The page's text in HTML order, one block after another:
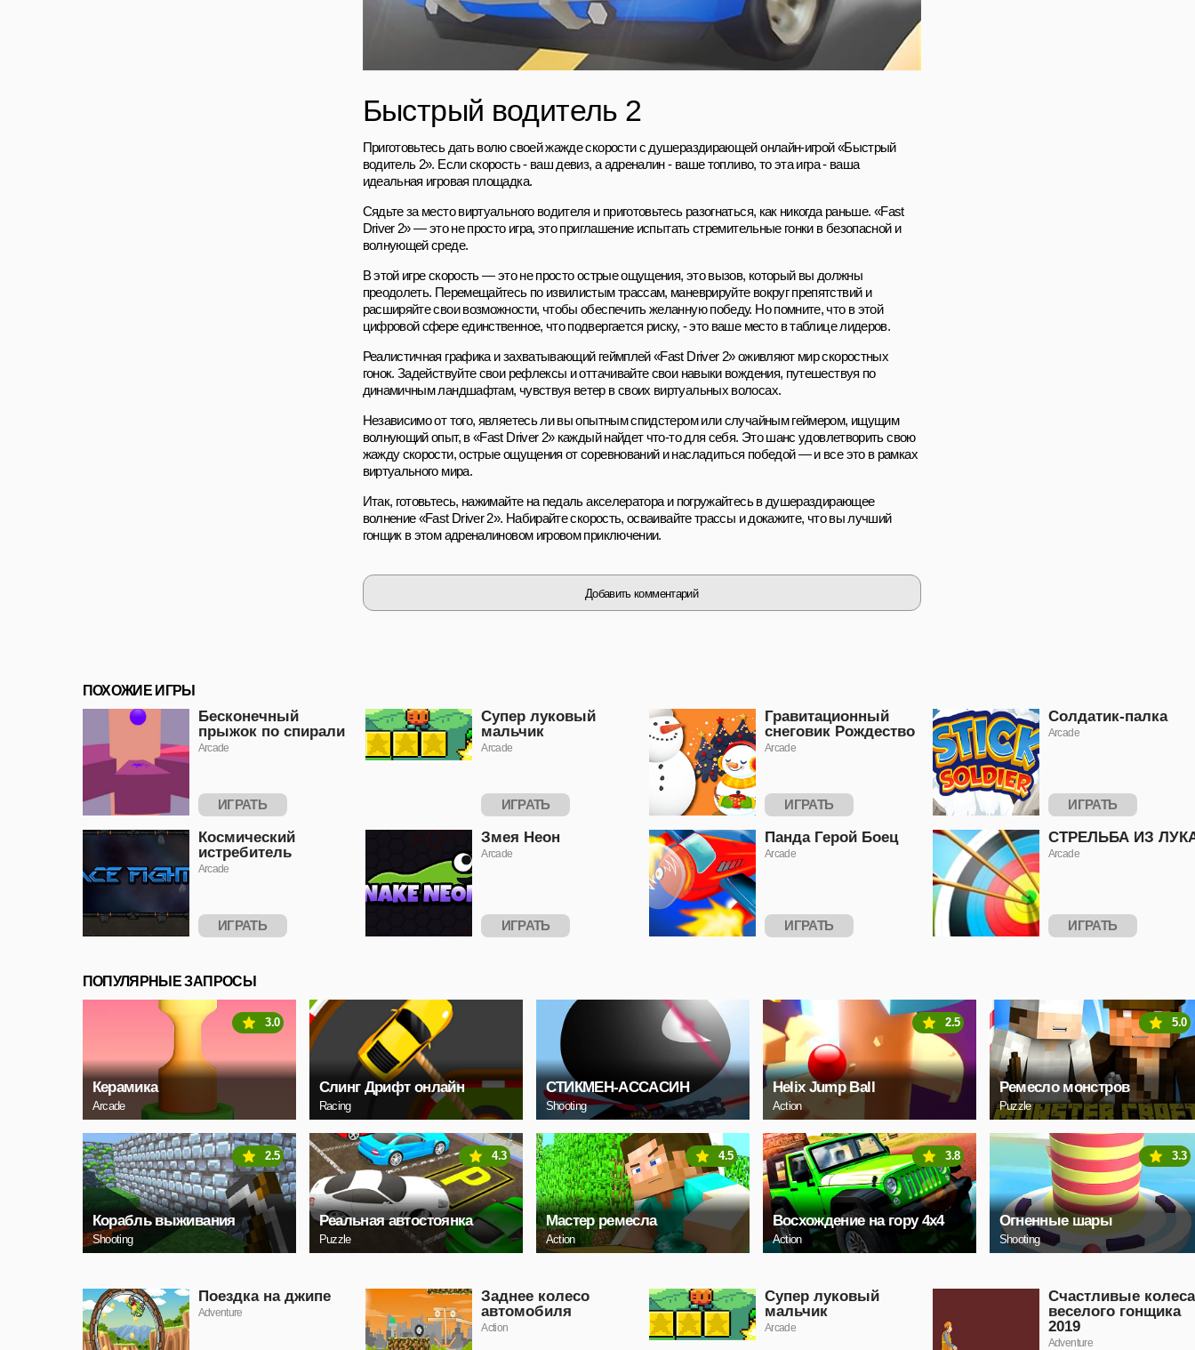
Быстрый водитель 2
Приготовьтесь дать волю своей жажде скорости с душераздирающей онлайн-игрой «Быстрый
водитель 2». Если скорость - ваш девиз, а адреналин - ваше топливо, то эта игра - ваша
идеальная игровая площадка.
Сядьте за место виртуального водителя и приготовьтесь разогнаться, как никогда раньше. «Fast
Driver 2» — это не просто игра, это приглашение испытать стремительные гонки в безопасной и
волнующей среде.
В этой игре скорость — это не просто острые ощущения, это вызов, который вы должны
преодолеть. Перемещайтесь по извилистым трассам, маневрируйте вокруг препятствий и
расширяйте свои возможности, чтобы обеспечить желанную победу. Но помните, что в этой
цифровой сфере единственное, что подвергается риску, - это ваше место в таблице лидеров.
Реалистичная графика и захватывающий геймплей «Fast Driver 2» оживляют мир скоростных
гонок. Задействуйте свои рефлексы и оттачивайте свои навыки вождения, путешествуя по
динамичным ландшафтам, чувствуя ветер в своих виртуальных волосах.
Независимо от того, являетесь ли вы опытным спидстером или случайным геймером, ищущим
волнующий опыт, в «Fast Driver 2» каждый найдет что-то для себя. Это шанс удовлетворить свою
жажду скорости, острые ощущения от соревнований и насладиться победой — и все это в рамках
виртуального мира.
Итак, готовьтесь, нажимайте на педаль акселератора и погружайтесь в душераздирающее
волнение «Fast Driver 2». Набирайте скорость, осваивайте трассы и докажите, что вы лучший
гонщик в этом адреналиновом игровом приключении.
Добавить комментарий
ПОХОЖИЕ ИГРЫ
Бесконечный
прыжок по спирали
Arcade
ИГРАТЬ
Супер луковый
мальчик
Arcade
ИГРАТЬ
Гравитационный
снеговик Рождество
Arcade
ИГРАТЬ
Солдатик-палка
Arcade
ИГРАТЬ
Космический
истребитель
Arcade
ИГРАТЬ
Змея Неон
Arcade
ИГРАТЬ
Панда Герой Боец
Arcade
ИГРАТЬ
СТРЕЛЬБА ИЗ
Arcade
ИГРАТЬ
ПОПУЛЯРНЫЕ ЗАПРОСЫ
Керамика
Arcade
3.0
Слинг Дрифт онлайн
Racing
СТИКМЕН-АССАСИН
Shooting
Helix Jump Ball
Action
2.5
Ремесло монстров
Puzzle
5.0
Корабль выживания
Shooting
2.5
Реальная автостоянка
Puzzle
4.3
Мастер ремесла
Action
4.5
Восхождение на гору 4x4
Action
3.8
Огненные шары
Shooting
3.3
Поездка на джипе
Adventure
Заднее колесо
автомобиля
Action
Супер луковый
мальчик
Arcade
Счастливые колеса
веселого гонщика
2019
Adventure